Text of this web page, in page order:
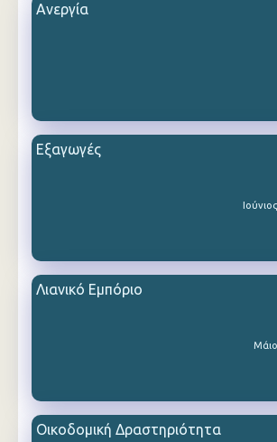
Ανεργία
Εξαγωγές
Λιανικό Εμπόριο
Οικοδομική Δραστηριότητα